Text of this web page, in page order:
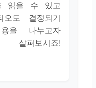
읽을 수 있고
도 결정되기
을 나누고자
살펴보시죠!